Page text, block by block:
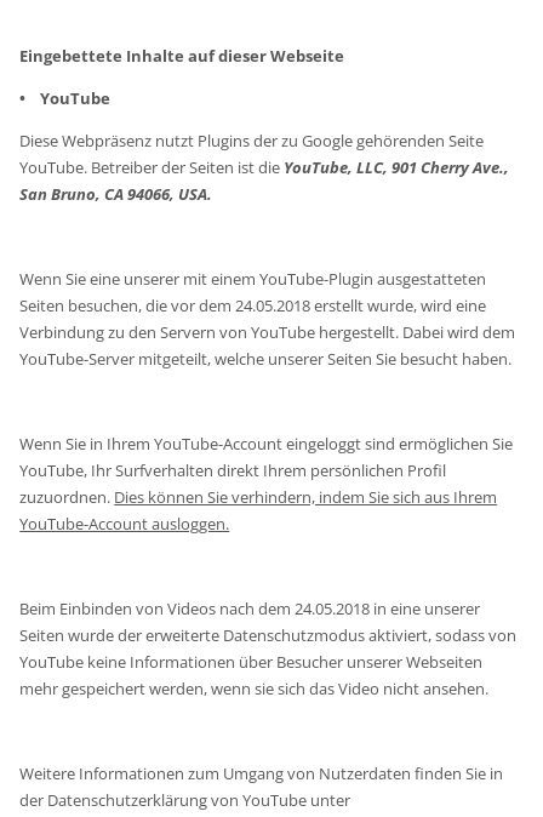
Eingebettete Inhalte auf dieser Webseite
• YouTube
Diese Webpräsenz nutzt Plugins der zu Google gehörenden Seite
YouTube. Betreiber der Seiten ist die YouTube, LLC, 901 Cherry Ave.,
San Bruno, CA 94066, USA.
Wenn Sie eine unserer mit einem YouTube-Plugin ausgestatteten
Seiten besuchen, die vor dem 24.05.2018 erstellt wurde, wird eine
Verbindung zu den Servern von YouTube hergestellt. Dabei wird dem
YouTube-Server mitgeteilt, welche unserer Seiten Sie besucht haben.
Wenn Sie in Ihrem YouTube-Account eingeloggt sind ermöglichen Sie
YouTube, Ihr Surfverhalten direkt Ihrem persönlichen Profil
zuzuordnen. Dies können Sie verhindern, indem Sie sich aus Ihrem
YouTube-Account ausloggen.
Beim Einbinden von Videos nach dem 24.05.2018 in eine unserer
Seiten wurde der erweiterte Datenschutzmodus aktiviert, sodass von
YouTube keine Informationen über Besucher unserer Webseiten
mehr gespeichert werden, wenn sie sich das Video nicht ansehen.
Weitere Informationen zum Umgang von Nutzerdaten finden Sie in
der Datenschutzerklärung von YouTube unter